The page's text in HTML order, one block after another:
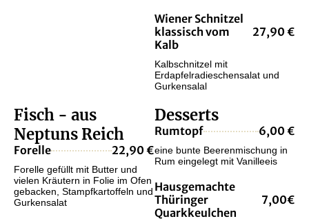
Wiener Schnitzel
klassisch vom
Kalb
27,90 €
Kalbschnitzel mit
Erdapfelradieschensalat und
Gurkensalal
Fisch - aus
Neptuns Reich
Forelle 22,90 €
Forelle gefüllt mit Butter und
vielen Kräutern in Folie im Ofen
gebacken, Stampfkartoffeln und
Gurkensalat
Desserts
Rumtopf 6,00 €
eine bunte Beerenmischung in
Rum eingelegt mit Vanilleeis
Hausgemachte
Thüringer
Quarkkeulchen
7,00€